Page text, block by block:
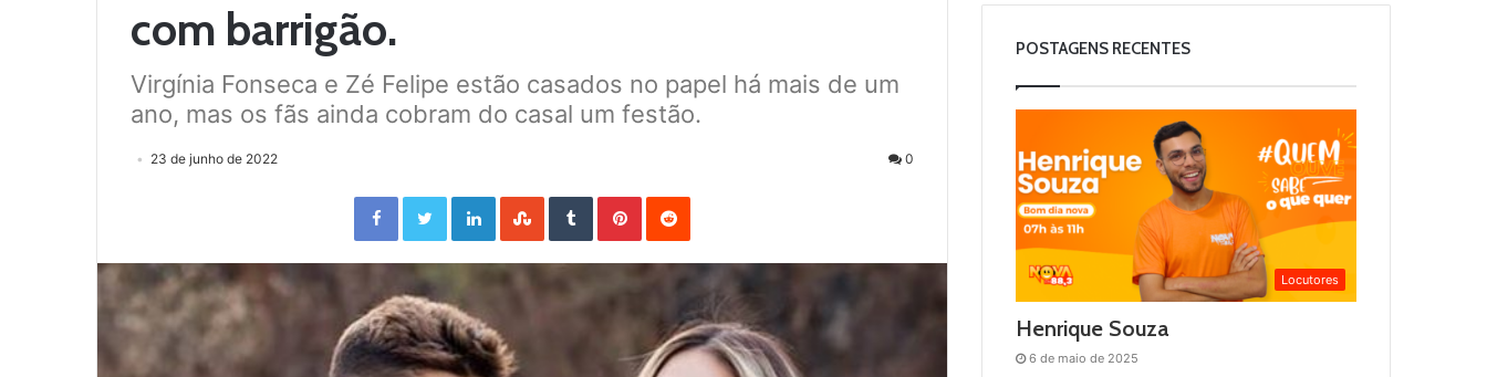
com barrigão.
Virgínia Fonseca e Zé Felipe estão casados no papel há mais de um
ano, mas os fãs ainda cobram do casal um festão.
23 de junho de 2022 0
Facebook Twitter LinkedIn StumbleUpon Tumblr Pinterest
POSTAGENS RECENTES
Locutores
Henrique Souza
6 de maio de 2025